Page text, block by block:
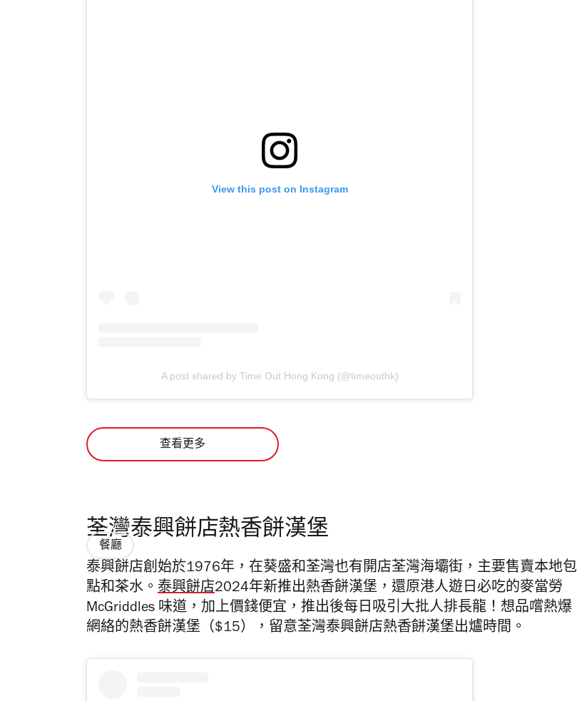
View this post on Instagram
A post shared by Time Out Hong Kong (@timeouthk)
查看更多
荃灣泰興餅店熱香餅漢堡
餐廳
泰興餅店創始於1976年，在葵盛和荃灣也有開店荃灣海壩街，主要售賣本地包
點和茶水。 泰興餅店2024年新推出熱香餅漢堡，還原港人遊日必吃的麥當勞
McGriddles 味道，加上價錢便宜，推出後每日吸引大批人排長龍！想品嚐熱爆
網絡的熱香餅漢堡（$15），留意荃灣泰興餅店熱香餅漢堡出爐時間。